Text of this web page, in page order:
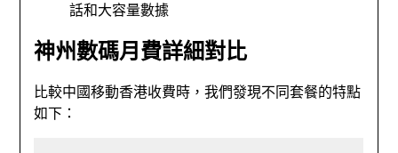
話和大容量數據
神州數碼月費詳細對比
比較中國移動香港收費時，我們發現不同套餐的特點
如下：